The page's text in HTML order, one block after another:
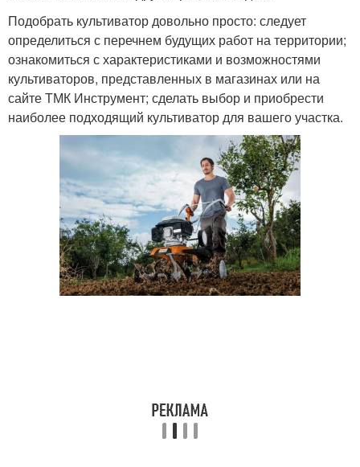
Подобрать культиватор довольно просто: следует
определиться с перечнем будущих работ на территории;
ознакомиться с характеристиками и возможностями
культиваторов, представленных в магазинах или на
сайте ТМК Инструмент; сделать выбор и приобрести
наиболее подходящий культиватор для вашего участка.